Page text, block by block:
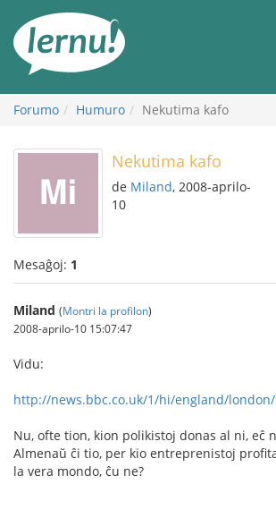
enhavo
Forumo Humuro Nekutima kafo
Nekutima kafo
de Miland, 2008-aprilo-
10
Mesaĝoj: 1
Miland (Montri la profilon)
2008-aprilo-10 15:07:47
Vidu:
http://news.bbc.co.uk/1/hi/england/london/
Nu, ofte tion, kion polikistoj donas al ni, eĉ
Almenaŭ ĉi tio, per kio entreprenistoj
la vera mondo, ĉu ne?